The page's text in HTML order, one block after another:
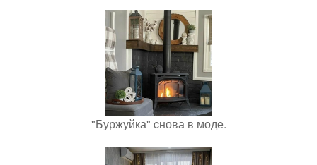
"Буржуйка" cнова в моде.